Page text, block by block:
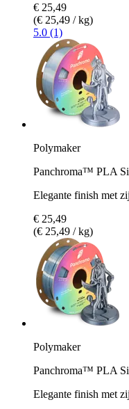
€ 25,49
(€ 25,49 / kg)
5.0 (1)
Polymaker
Panchroma™ PLA
Elegante finish met
€ 25,49
(€ 25,49 / kg)
Polymaker
Panchroma™ PLA
Elegante finish met